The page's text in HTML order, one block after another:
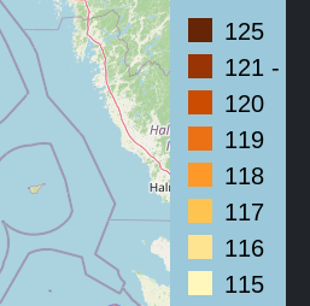
125
121 -
120
119
118
117
116
115